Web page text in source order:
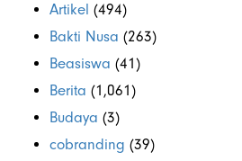
Artikel (494)
Bakti Nusa (263)
Beasiswa (41)
Berita (1,061)
Budaya (3)
cobranding (39)